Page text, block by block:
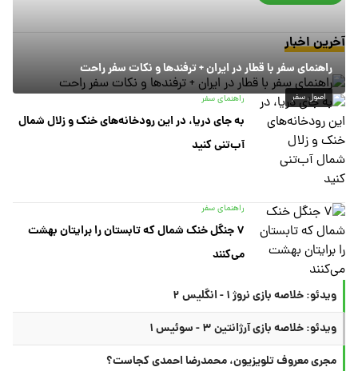
آخرین اخبار
اصول سفر
راهنمای سفر با قطار در ایران + ترفندها و نکات سفر راحت
راهنمای سفر
به جای دریا، در این رودخانه‌های خنک و زلال شمال
آب‌تنی کنید
راهنمای سفر
۷ جنگل خنک شمال که تابستان را برایتان بهشت
می‌کنند
ویدئو: خلاصه بازی نروژ ۱ - انگلیس ۲
ویدئو: خلاصه بازی آرژانتین ۳ - سوئیس ۱
مجری معروف تلویزیون، محمدرضا احمدی کجاست؟